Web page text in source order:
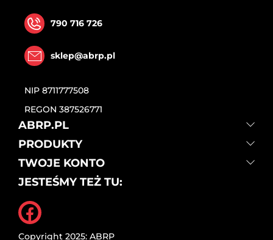
790 716 726
sklep@abrp.pl
NIP 8711777508
REGON 387526771
ABRP.PL
PRODUKTY
TWOJE KONTO
JESTEŚMY TEŻ TU:
Copyright 2025: ABRP